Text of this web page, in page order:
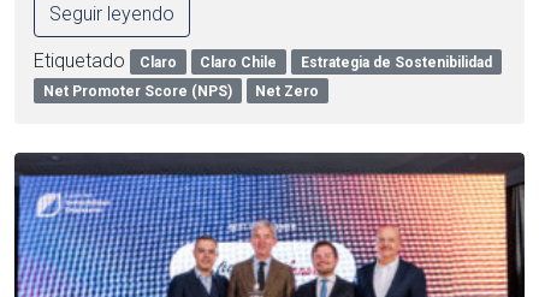
Seguir leyendo
Etiquetado Claro Claro Chile
Estrategia de Sostenibilidad
Net Promoter Score (NPS)
Net Zero